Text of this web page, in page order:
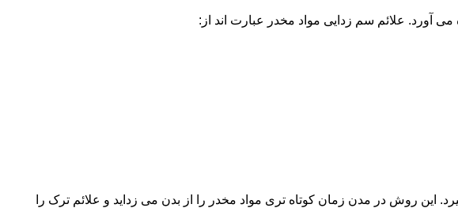
آورد. علائم سم زدایی مواد مخدر عبارت اند از:
روش در مدن زمان کوتاه تری مواد مخدر را از بدن می زداید و علائم ترک را